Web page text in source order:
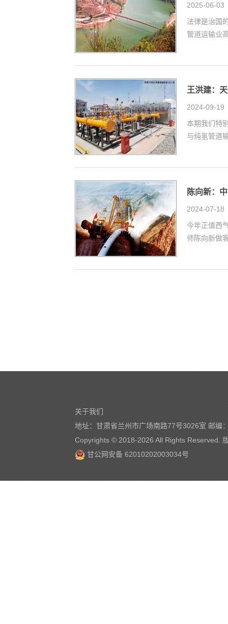
2025-06-03
法律是治国
管道运输业
王洪建：
2024-09-19
本期我们特
与纯氢管道
陈向新：
2024-07-18
今年正值西
师陈向新做
关于我们
地址：甘肃省兰州市广场南路77号3026室 邮编
Copyrights © 2018-2026 All Rights Reserved.
甘公网安备 62010202003034号